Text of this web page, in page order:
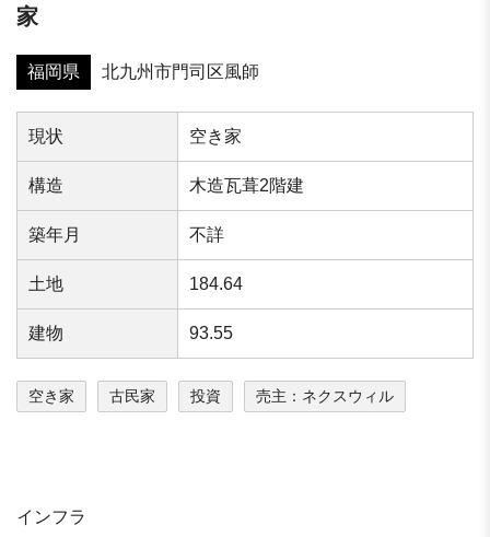
家
福岡県 北九州市門司区風師
現状 空き家
構造 木造瓦葺2階建
築年⽉ 不詳
⼟地 184.64
建物 93.55
空き家 古民家 投資 売主：ネクスウィル
インフラ